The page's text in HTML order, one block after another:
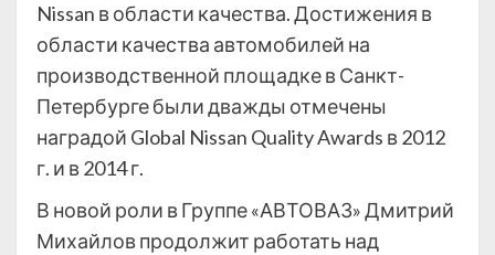
Nissan в области качества. Достижения в
области качества автомобилей на
производственной площадке в Санкт-
Петербурге были дважды отмечены
наградой Global Nissan Quality Awards в 2012
г. и в 2014 г.
В новой роли в Группе «АВТОВАЗ» Дмитрий
Михайлов продолжит работать над